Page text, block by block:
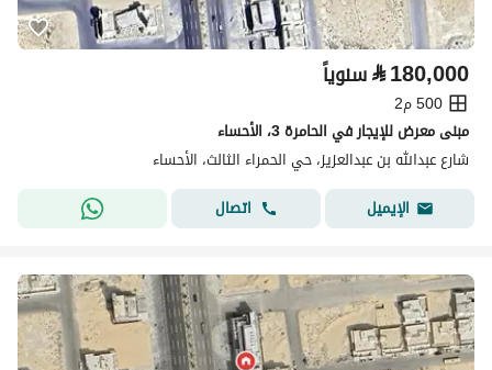
⃁180,000 سنوياً
500 م2
مبنى معرض للإيجار في الحامرة 3، الأحساء
شارع عبدالله بن عبدالعزيز، حي الحمراء الثالث، الأحساء
الإيميل
اتصال